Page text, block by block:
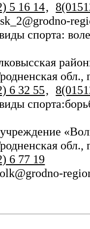
5 16 14,
спорта:
6 32 55,
обл.,
6 77 19